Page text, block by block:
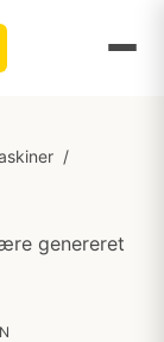
/
genereret